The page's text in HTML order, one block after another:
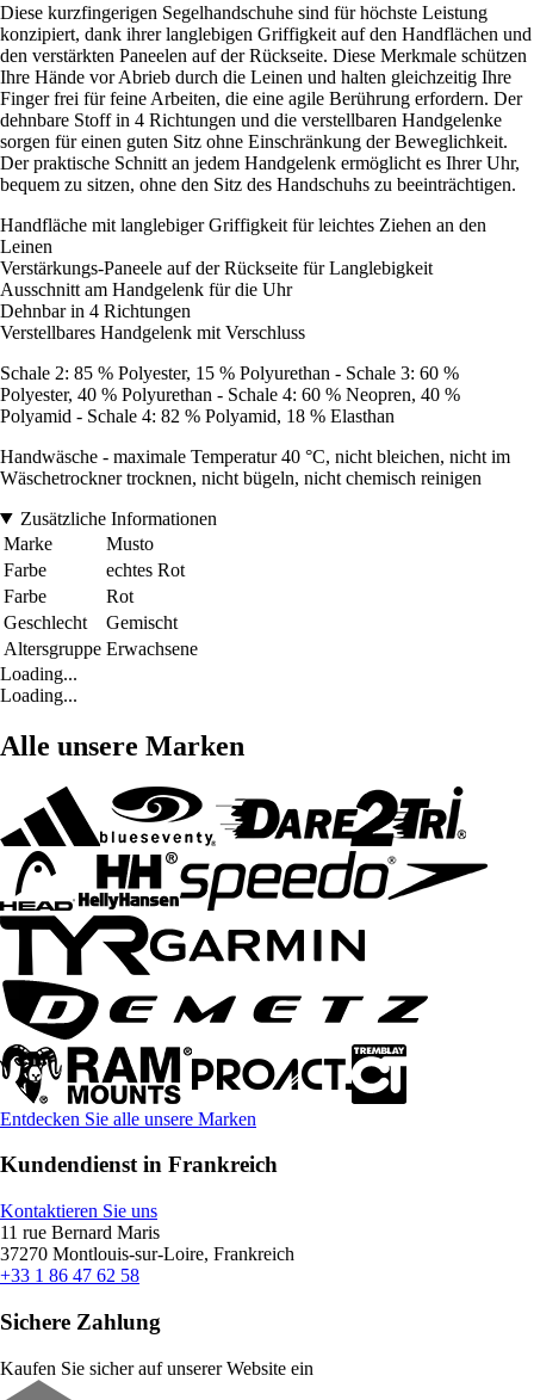
Diese kurzfingerigen Segelhandschuhe sind für höchste Leistung
konzipiert, dank ihrer langlebigen Griffigkeit auf den Handflächen und
den verstärkten Paneelen auf der Rückseite. Diese Merkmale schützen
Ihre Hände vor Abrieb durch die Leinen und halten gleichzeitig Ihre
Finger frei für feine Arbeiten, die eine agile Berührung erfordern. Der
dehnbare Stoff in 4 Richtungen und die verstellbaren Handgelenke
sorgen für einen guten Sitz ohne Einschränkung der Beweglichkeit.
Der praktische Schnitt an jedem Handgelenk ermöglicht es Ihrer Uhr,
bequem zu sitzen, ohne den Sitz des Handschuhs zu beeinträchtigen.
Handfläche mit langlebiger Griffigkeit für leichtes Ziehen an den
Leinen
Verstärkungs-Paneele auf der Rückseite für Langlebigkeit
Ausschnitt am Handgelenk für die Uhr
Dehnbar in 4 Richtungen
Verstellbares Handgelenk mit Verschluss
Schale 2: 85 % Polyester, 15 % Polyurethan - Schale 3: 60 %
Polyester, 40 % Polyurethan - Schale 4: 60 % Neopren, 40 %
Polyamid - Schale 4: 82 % Polyamid, 18 % Elasthan
Handwäsche - maximale Temperatur 40 °C, nicht bleichen, nicht im
Wäschetrockner trocknen, nicht bügeln, nicht chemisch reinigen
Zusätzliche Informationen
Marke
Musto
Farbe
echtes Rot
Farbe
Rot
Geschlecht
Gemischt
Altersgruppe Erwachsene
Loading...
Loading...
Alle unsere Marken
Entdecken Sie alle unsere Marken
Kundendienst in Frankreich
Kontaktieren Sie uns
11 rue Bernard Maris
37270 Montlouis-sur-Loire, Frankreich
+33 1 86 47 62 58
Sichere Zahlung
Kaufen Sie sicher auf unserer Website ein